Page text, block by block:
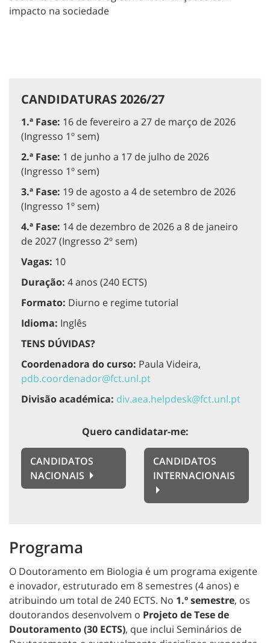
impacto na sociedade
CANDIDATURAS 2026/27
1.ª Fase: 16 de fevereiro a 27 de março de 2026
(Ingresso 1º sem)
2.ª Fase: 1 de junho a 17 de julho de 2026
(Ingresso 1º sem)
3.ª Fase: 19 de agosto a 4 de setembro de 2026
(Ingresso 1º sem)
4.ª Fase: 14 de dezembro de 2026 a 8 de janeiro
de 2027 (Ingresso 2º sem)
Vagas: 10
Duração: 4 anos (240 ECTS)
Formato: Diurno e regime tutorial
Idioma: Inglês
TENS DÚVIDAS?
Coordenadora do curso: Paula Videira,
pdb.coordenador@fct.unl.pt
Divisão académica: div.aea.helpdesk@fct.unl.pt
Quero candidatar-me:
CANDIDATOS
NACIONAIS
CANDIDATOS
INTERNACIONAIS
Programa
O Doutoramento em Biologia é um programa exigente
e inovador, estruturado em 8 semestres (4 anos) e
atribuindo um total de 240 ECTS. No 1.º semestre, os
doutorandos desenvolvem o Projeto de Tese de
Doutoramento (30 ECTS), que inclui Seminários de